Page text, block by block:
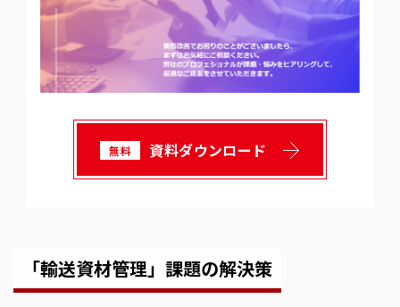
無料 資料ダウンロード
「輸送資材管理」課題の解決策